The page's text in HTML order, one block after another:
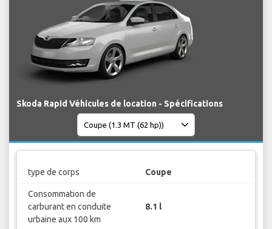
Skoda Rapid Véhicules de location - Spécifications
type de corps Coupe
Consommation de
carburant en conduite
urbaine aux 100 km
8.1 l